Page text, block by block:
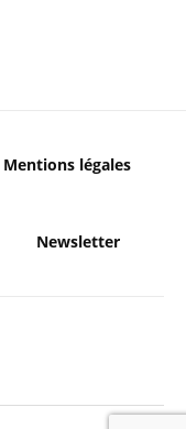
Mentions légales
Newsletter